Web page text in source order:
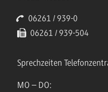
06261 / 939-0
06261 / 939-504
Sprechzeiten
MO – DO: